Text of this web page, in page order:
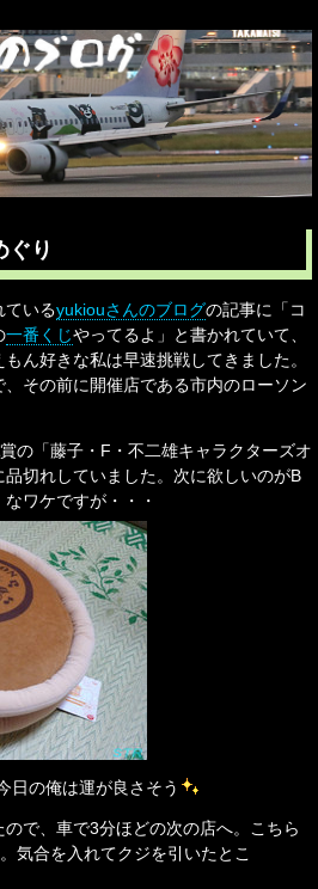
ぐり
ているyukiouさんのブログの記事に「コ
一番くじやってるよ」と書かれていて、
ん好きな私は早速挑戦してきました。
その前に開催店である市内のローソン
の「藤子・F・不二雄キャラクターズオ
切れしていました。次に欲しいのがB
ワケですが・・・
日の俺は運が良さそう
で、車で3分ほどの次の店へ。こちら
気合を入れてクジを引いたとこ